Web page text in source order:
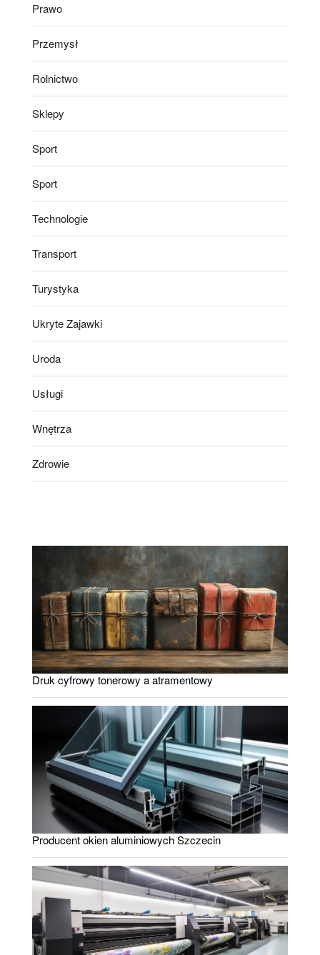
Prawo
Przemysł
Rolnictwo
Sklepy
Sport
Sport
Technologie
Transport
Turystyka
Ukryte Zajawki
Uroda
Usługi
Wnętrza
Zdrowie
Druk cyfrowy tonerowy a atramentowy
Producent okien aluminiowych Szczecin